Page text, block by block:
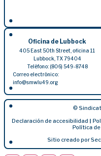
Oficina de Lubbock
405 East 50th Street, oficina 11
Lubbock, TX 79404
Teléfono: (806) 549-8748
Correo electrónico:
info@smwlu49.org
©
Declaración de accesibilidad |
Política
Sitio creado por